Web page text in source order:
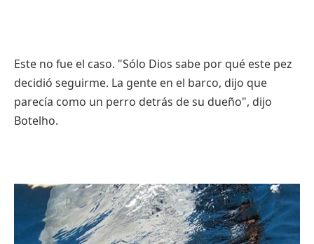
Este no fue el caso. "Sólo Dios sabe por qué este pez
decidió seguirme. La gente en el barco, dijo que
parecía como un perro detrás de su dueño", dijo
Botelho.